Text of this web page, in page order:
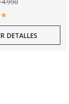
DETALLES